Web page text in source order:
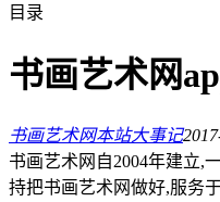
目录
书画艺术网
书画艺术网本站大事记
书画艺术网自2004年建立,
持把书画艺术网做好,服务